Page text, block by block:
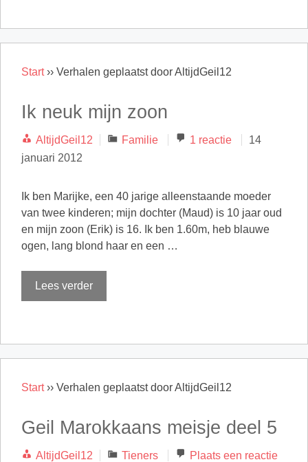
Start›› Verhalen geplaatst door AltijdGeil12
Ik neuk mijn zoon
AltijdGeil12 Categorieën
Familie 1 reactie
14
januari 2012
Ik ben Marijke, een 40 jarige alleenstaande moeder
van twee kinderen; mijn dochter (Maud) is 10 jaar oud
en mijn zoon (Erik) is 16. Ik ben 1.60m, heb blauwe
ogen, lang blond haar en een …
Lees verder
Start›› Verhalen geplaatst door AltijdGeil12
Geil Marokkaans meisje deel 5
AltijdGeil12 Categorieën
Tieners
Plaats een reactie